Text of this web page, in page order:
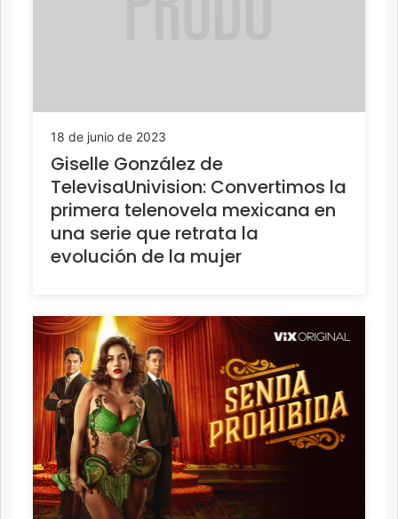
18 de junio de 2023
Giselle González de
TelevisaUnivision: Convertimos la
primera telenovela mexicana en
una serie que retrata la
evolución de la mujer